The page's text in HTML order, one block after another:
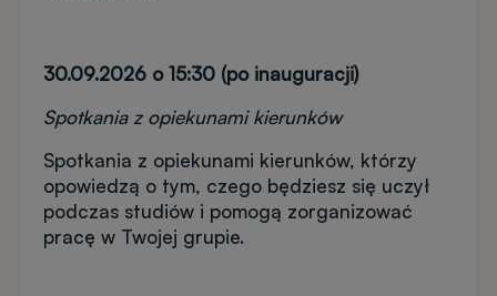
30.09.2026 o 15:30 (po inauguracji)
Spotkania z opiekunami kierunków
Spotkania z opiekunami kierunków, którzy
opowiedzą o tym, czego będziesz się uczył
podczas studiów i pomogą zorganizować
pracę w Twojej grupie.